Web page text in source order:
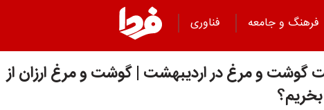
فرهنگ و جامعه فناوری
گوشت و مرغ در اردیبهشت | گوشت و مرغ ارزان از